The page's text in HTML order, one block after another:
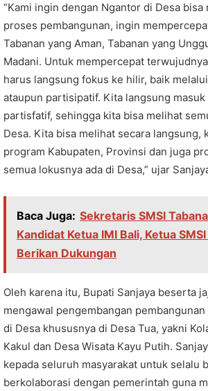
“Kami ingin dengan Ngantor di Desa bisa
proses pembangunan, ingin
Tabanan yang Aman, Tabanan yang
Madani. Untuk mempercepat
harus langsung fokus ke hilir, baik
ataupun partisipatif. Kita langsung
partisfatif, sehingga kita bisa melihat
Desa. Kita bisa melihat secara langsung,
program Kabupaten, Provinsi dan juga
semua lokusnya ada di Desa,” ujar
Baca Juga: Sekretaris SMSI
Kandidat Ketua IMI Bali, Ketua
Berikan Dukungan
Oleh karena itu, Bupati Sanjaya beserta
mengawal pengembangan
di Desa khususnya di Desa Tua, yakni
Kakul dan Desa Wisata Kayu Putih.
kepada seluruh masyarakat untuk selalu
berkolaborasi dengan pemerintah guna